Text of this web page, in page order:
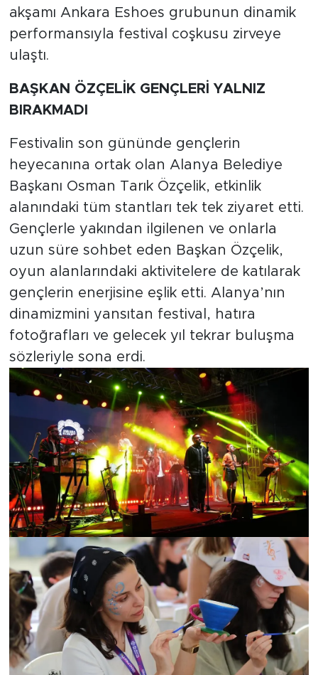
akşamı Ankara Eshoes grubunun dinamik
performansıyla festival coşkusu zirveye
ulaştı.
​BAŞKAN ÖZÇELİK GENÇLERİ YALNIZ
BIRAKMADI
​Festivalin son gününde gençlerin
heyecanına ortak olan Alanya Belediye
Başkanı Osman Tarık Özçelik, etkinlik
alanındaki tüm stantları tek tek ziyaret etti.
Gençlerle yakından ilgilenen ve onlarla
uzun süre sohbet eden Başkan Özçelik,
oyun alanlarındaki aktivitelere de katılarak
gençlerin enerjisine eşlik etti. ​Alanya’nın
dinamizmini yansıtan festival, hatıra
fotoğrafları ve gelecek yıl tekrar buluşma
sözleriyle sona erdi.